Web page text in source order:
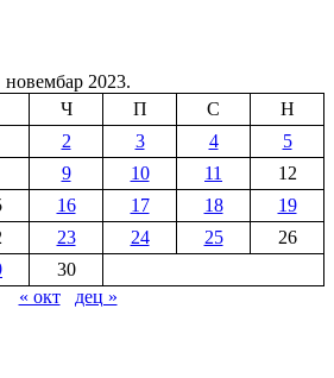
новембар 2023.
Ч П С
Н
2 3 4
5
9 10 11
12
16 17 18
19
23 24 25
26
30
« окт
дец »